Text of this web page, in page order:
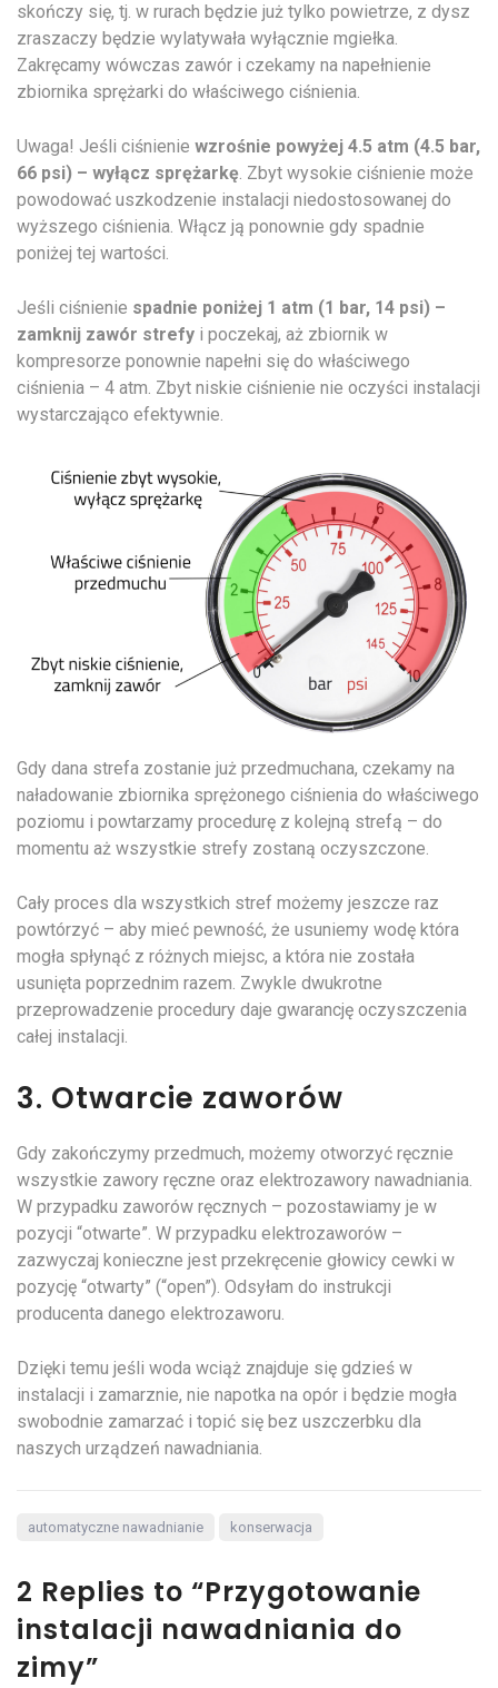
skończy się, tj. w rurach będzie już tylko powietrze, z dysz
zraszaczy będzie wylatywała wyłącznie mgiełka.
Zakręcamy wówczas zawór i czekamy na napełnienie
zbiornika sprężarki do właściwego ciśnienia.
Uwaga! Jeśli ciśnienie wzrośnie powyżej 4.5 atm (4.5 bar,
66 psi) – wyłącz sprężarkę. Zbyt wysokie ciśnienie może
powodować uszkodzenie instalacji niedostosowanej do
wyższego ciśnienia. Włącz ją ponownie gdy spadnie
poniżej tej wartości.
Jeśli ciśnienie spadnie poniżej 1 atm (1 bar, 14 psi) –
zamknij zawór strefy i poczekaj, aż zbiornik w
kompresorze ponownie napełni się do właściwego
ciśnienia – 4 atm. Zbyt niskie ciśnienie nie oczyści instalacji
wystarczająco efektywnie.
Gdy dana strefa zostanie już przedmuchana, czekamy na
naładowanie zbiornika sprężonego ciśnienia do właściwego
poziomu i powtarzamy procedurę z kolejną strefą – do
momentu aż wszystkie strefy zostaną oczyszczone.
Cały proces dla wszystkich stref możemy jeszcze raz
powtórzyć – aby mieć pewność, że usuniemy wodę która
mogła spłynąć z różnych miejsc, a która nie została
usunięta poprzednim razem. Zwykle dwukrotne
przeprowadzenie procedury daje gwarancję oczyszczenia
całej instalacji.
3. Otwarcie zaworów
Gdy zakończymy przedmuch, możemy otworzyć ręcznie
wszystkie zawory ręczne oraz elektrozawory nawadniania.
W przypadku zaworów ręcznych – pozostawiamy je w
pozycji “otwarte”. W przypadku elektrozaworów –
zazwyczaj konieczne jest przekręcenie głowicy cewki w
pozycję “otwarty” (“open”). Odsyłam do instrukcji
producenta danego elektrozaworu.
Dzięki temu jeśli woda wciąż znajduje się gdzieś w
instalacji i zamarznie, nie napotka na opór i będzie mogła
swobodnie zamarzać i topić się bez uszczerbku dla
naszych urządzeń nawadniania.
automatyczne nawadnianie konserwacja
2 Replies to “Przygotowanie
instalacji nawadniania do
zimy”